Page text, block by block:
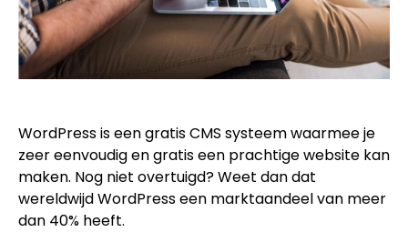
WordPress is een gratis CMS systeem waarmee je
zeer eenvoudig en gratis een prachtige website kan
maken. Nog niet overtuigd? Weet dan dat
wereldwijd WordPress een marktaandeel van meer
dan 40% heeft.